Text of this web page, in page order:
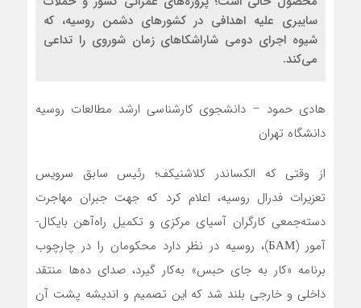
سایبری علیه اهدافی در کشورهای دشمن روسیه، که
شیوه اجرای دومی شاراشکاهای زمان شوروی را تداعی
می‌کند.
هادی حمود – دانشجوی کارشناسی ارشد مطالعات روسیه
دانشگاه تهران
از وقتی که الکساندر کلاشنیکف؛ رئیس سابق سرویس
تعزیرات فدرال روسیه، اعلام کرد که جهت جبران مهاجرت
دسته‌جمعی کارگران آسیای مرکزی و تکمیل راه‌آهن بایکال-
آمور (БАМ)، روسیه در نظر دارد محکومان را در چارچوب
برنامه «کار به جای حبس» به‌کار گیرد، صدای ده‌ها منتقد
داخلی و خارجی بلند شد که این تصمیم و اندیشه پشت آن